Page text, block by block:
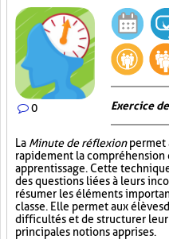
0 Exercice
La Minute de réflexionpermet
rapidement la compréhension
apprentissage. Cette
des questions liées à leurs
résumer les éléments
classe. Elle permet aux élèves
difficultés et de structurer leur
principales notions apprises.